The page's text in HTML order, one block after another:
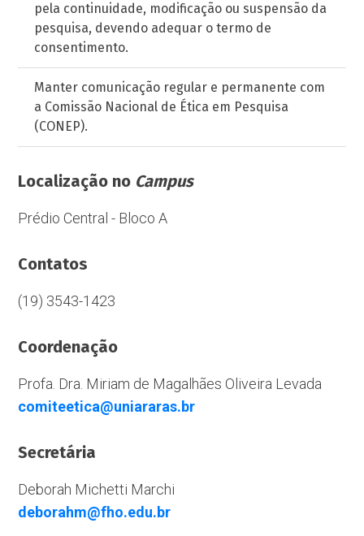
pela continuidade, modificação ou suspensão da
pesquisa, devendo adequar o termo de
consentimento.
Manter comunicação regular e permanente com
a Comissão Nacional de Ética em Pesquisa
(CONEP).
Localização no Campus
Prédio Central - Bloco A
Contatos
(19) 3543-1423
Coordenação
Profa. Dra. Miriam de Magalhães Oliveira Levada
comiteetica@uniararas.br
Secretária
Deborah Michetti Marchi
deborahm@fho.edu.br